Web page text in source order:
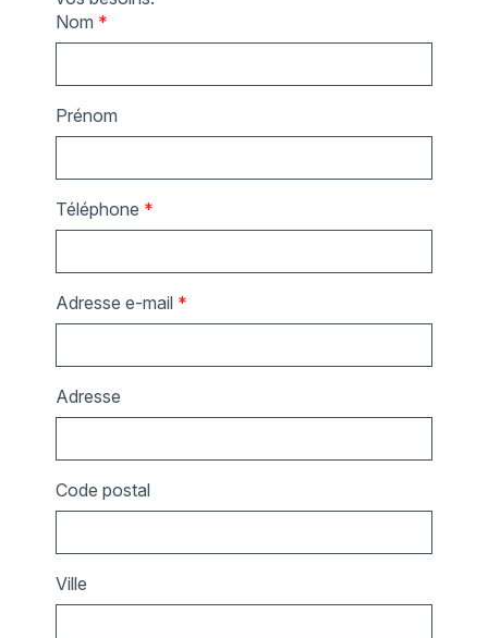
Nom *
Prénom
Téléphone *
Adresse e-mail *
Adresse
Code postal
Ville